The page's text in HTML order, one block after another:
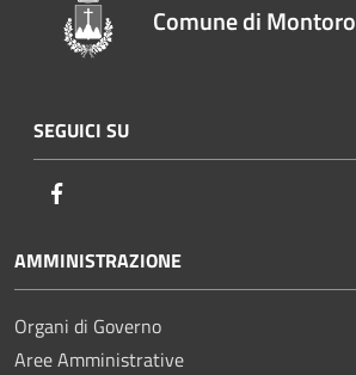
Comune di Montoro
SEGUICI SU
AMMINISTRAZIONE
Organi di Governo
Aree Amministrative